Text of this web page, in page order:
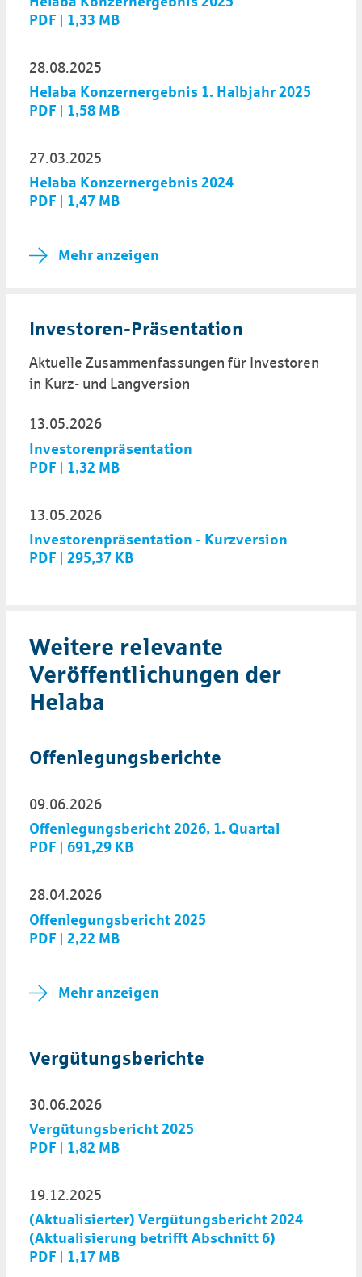
PDF | 1,33 MB
28.08.2025
Helaba Konzernergebnis 1. Halbjahr 2025
PDF | 1,58 MB
27.03.2025
Helaba Konzernergebnis 2024
PDF | 1,47 MB
Mehr anzeigen
Investoren­-Prä­sen­tation
Aktuelle Zu­sam­men­fassungen für Investoren
in Kurz- und Lang­version
13.05.2026
Investorenpräsentation
PDF | 1,32 MB
13.05.2026
Investorenpräsentation - Kurzversion
PDF | 295,37 KB
Weitere rele­vante
Veröffent­lich­un­gen der
Helaba
Offen­legungs­berichte
09.06.2026
Offenlegungsbericht 2026, 1. Quartal
PDF | 691,29 KB
28.04.2026
Offenlegungsbericht 2025
PDF | 2,22 MB
Mehr anzeigen
Ver­gütungs­berichte
30.06.2026
Vergütungsbericht 2025
PDF | 1,82 MB
19.12.2025
(Aktualisierter) Vergütungsbericht 2024
(Aktualisierung betrifft Abschnitt 6)
PDF | 1,17 MB